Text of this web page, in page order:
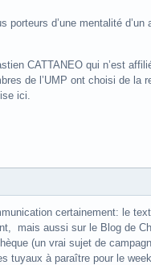
d’une mentalité
CATTANEO qui n’est
de l’UMP ont choisi de la
ici.
certainement: le
mais aussi sur le Blog de
(un vrai sujet de
tuyaux à paraître pour le